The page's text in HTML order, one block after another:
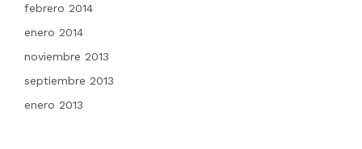
febrero 2014
enero 2014
noviembre 2013
septiembre 2013
enero 2013